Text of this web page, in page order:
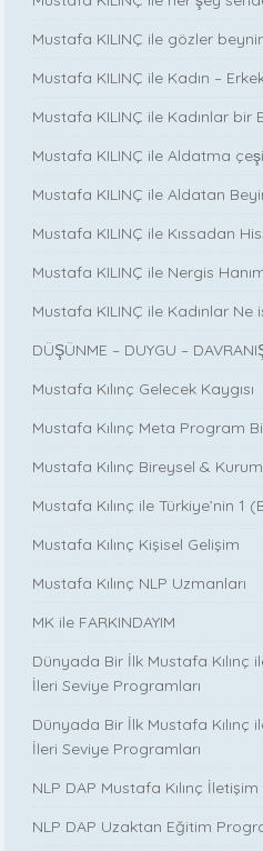
Mustafa KILINÇ ile gözler
Mustafa KILINÇ ile Kadın –
Mustafa KILINÇ ile Kadınlar bir
Mustafa KILINÇ ile Aldatma
Mustafa KILINÇ ile Aldatan
Mustafa KILINÇ ile Kıssadan
Mustafa KILINÇ ile Nergis
Mustafa KILINÇ ile Kadınlar Ne
DÜŞÜNME – DUYGU –
Mustafa Kılınç Gelecek Kaygısı
Mustafa Kılınç Meta Program
Mustafa Kılınç Bireysel &
Mustafa Kılınç ile Türkiye’nin 1
Mustafa Kılınç Kişisel Gelişim
Mustafa Kılınç NLP Uzmanları
MK ile FARKINDAYIM
Dünyada Bir İlk Mustafa Kılınç
İleri Seviye Programları
Dünyada Bir İlk Mustafa Kılınç
İleri Seviye Programları
NLP DAP Mustafa Kılınç
NLP DAP Uzaktan Eğitim